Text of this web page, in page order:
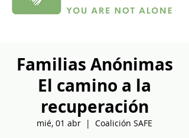
Familias Anónimas
El camino a la
recuperación
mié, 01 abr
  |
Coalición SAFE